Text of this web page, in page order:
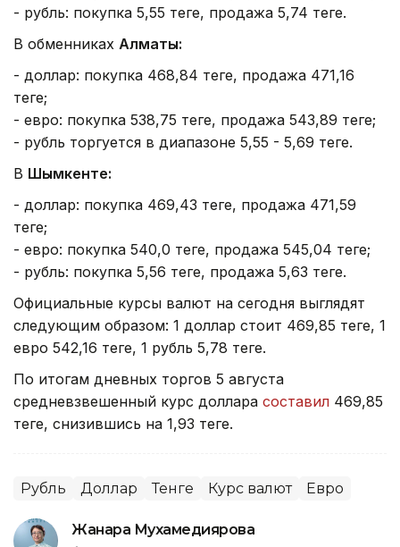
- рубль: покупка 5,55 теңге, продажа 5,74 теңге.
В обменниках Алматы:
- доллар: покупка 468,84 теңге, продажа 471,16
теңге;
- евро: покупка 538,75 теңге, продажа 543,89 теңге;
- рубль торгуется в диапазоне 5,55 - 5,69 теңге.
В Шымкенте:
- доллар: покупка 469,43 теңге, продажа 471,59
теңге;
- евро: покупка 540,0 теңге, продажа 545,04 теңге;
- рубль: покупка 5,56 теңге, продажа 5,63 теңге.
Официальные курсы валют на сегодня выглядят
следующим образом: 1 доллар стоит 469,85 теңге, 1
евро 542,16 теңге, 1 рубль 5,78 теңге.
По итогам дневных торгов 5 августа
средневзвешенный курс доллара составил 469,85
теңге, снизившись на 1,93 теңге.
Рубль Доллар Тенге Курс валют Евро
Жанара Мухамедиярова